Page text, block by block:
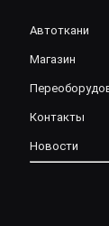
Автоткани
Магазин
Контакты
Новости